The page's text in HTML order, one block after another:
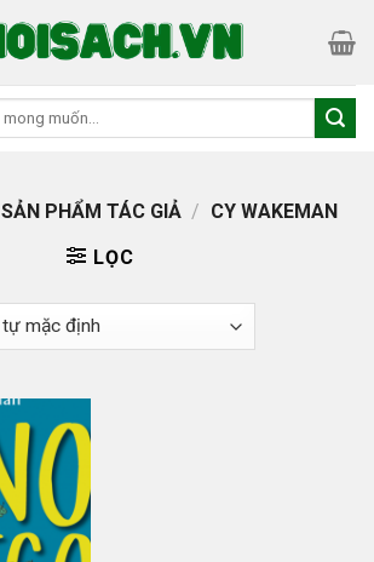
SẢN PHẨM TÁC GIẢ / CY WAKEMAN
LỌC